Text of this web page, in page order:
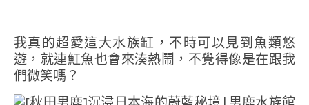
我真的超愛這大水族缸，不時可以見到魚類悠
遊，就連魟魚也會來湊熱鬧，不覺得像是在跟我
們微笑嗎？